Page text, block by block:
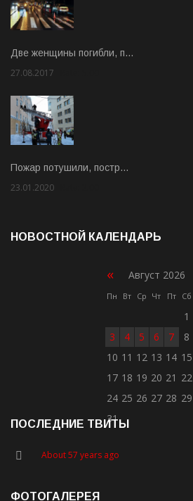
Две женщины погибли, п…
27.08.2017
Пожар потушили, постр…
23.01.2020
НОВОСТНОЙ КАЛЕНДАРЬ
« Август 2026
Пн Вт Ср Чт Пт Сб
1
3
4 5 6 7 8
10 11 12 13 14 15
17 18 19 20 21 22
24 25 26 27 28 29
31
ПОСЛЕДНИЕ ТВИТЫ
About 57 years ago
ФОТОГАЛЕРЕЯ